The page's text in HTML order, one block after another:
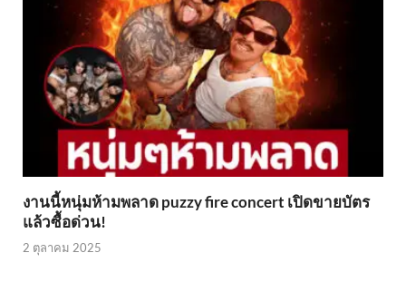
งานนี้หนุ่มห้ามพลาด puzzy fire concert เปิดขายบัตร
แล้วซื้อด่วน!
2 ตุลาคม 2025